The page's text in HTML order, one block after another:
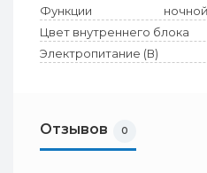
Функции
Цвет внутреннего блока
Электропитание (В)
Отзывов 0